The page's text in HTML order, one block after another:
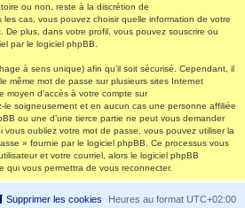
ou non, reste à la discrétion de
cas, vous pouvez choisir quelle information de votre
De plus, dans votre profil, vous pouvez souscrire ou
par le logiciel phpBB.
à sens unique) afin qu’il soit sécurisé. Cependant, il
même mot de passe sur plusieurs sites Internet
moyen d’accès à votre compte sur
le soigneusement et en aucun cas une personne affiliée
ou une d’une tierce partie ne peut vous demander
vous oubliez votre mot de passe, vous pouvez utiliser la
» fournie par le logiciel phpBB. Ce processus vous
et votre courriel, alors le logiciel phpBB
qui vous permettra de vous reconnecter.
Heures au format UTC+02:00
Supprimer les cookies